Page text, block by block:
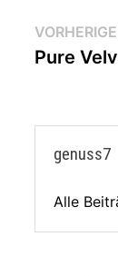
Pure
genuss7
Alle